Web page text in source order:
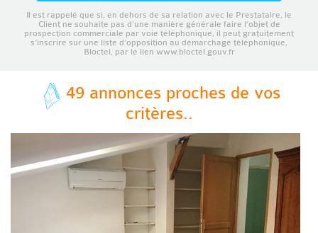
Il est rappelé que si, en dehors de sa relation avec le Prestataire, le
Client ne souhaite pas d’une manière générale faire l’objet de
prospection commerciale par voie téléphonique, il peut gratuitement
s’inscrire sur une liste d’opposition au démarchage téléphonique,
Bloctel, par le lien www.bloctel.gouv.fr
49 annonces proches de vos
critères..